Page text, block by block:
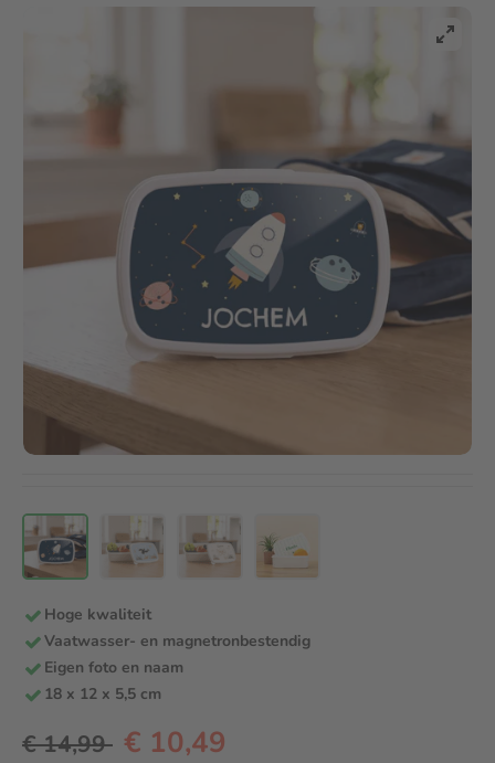
voor 12:00 besteld, vandaag verzonden
Hoge kwaliteit
Vaatwasser- en magnetronbestendig
Eigen foto en naam
18 x 12 x 5,5 cm
€ 14,99 € 10,49